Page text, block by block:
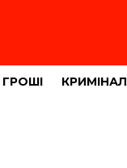
ГРОШІ КРИМІНАЛ